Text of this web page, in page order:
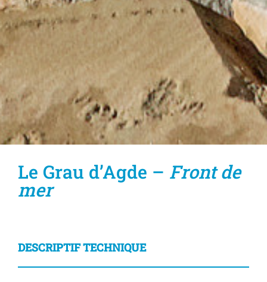
Le Grau d’Agde – Front de
mer
DESCRIPTIF TECHNIQUE